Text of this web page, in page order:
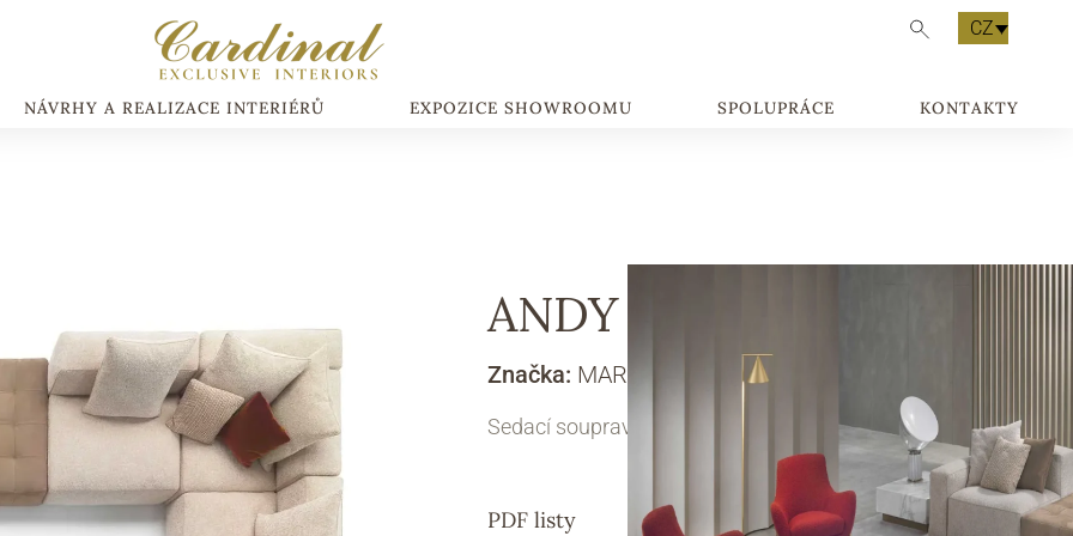
CZ
NÁVRHY A REALIZACE INTERIÉRŮ EXPOZICE SHOWROOMU SPOLUPRÁCE KONTAKTY
ANDY GARY
Značka: MARELLI
Sedací souprava
PDF listy